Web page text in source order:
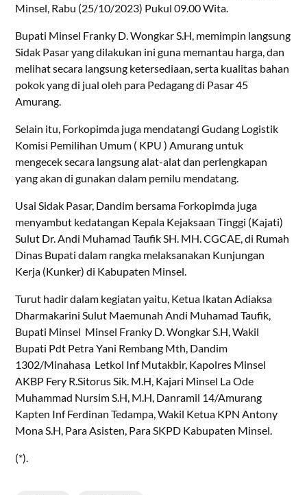
Minsel, Rabu (25/10/2023) Pukul 09.00 Wita.
Bupati Minsel Franky D. Wongkar S.H, memimpin langsung
Sidak Pasar yang dilakukan ini guna memantau harga, dan
melihat secara langsung ketersediaan, serta kualitas bahan
pokok yang di jual oleh para Pedagang di Pasar 45
Amurang.
Selain itu, Forkopimda juga mendatangi Gudang Logistik
Komisi Pemilihan Umum ( KPU ) Amurang untuk
mengecek secara langsung alat-alat dan perlengkapan
yang akan di gunakan dalam pemilu mendatang.
Usai Sidak Pasar, Dandim bersama Forkopimda juga
menyambut kedatangan Kepala Kejaksaan Tinggi (Kajati)
Sulut Dr. Andi Muhamad Taufik SH. MH. CGCAE, di Rumah
Dinas Bupati dalam rangka melaksanakan Kunjungan
Kerja (Kunker) di Kabupaten Minsel.
Turut hadir dalam kegiatan yaitu, Ketua Ikatan Adiaksa
Dharmakarini Sulut Maemunah Andi Muhamad Taufik,
Bupati Minsel Minsel Franky D. Wongkar S.H, Wakil
Bupati Pdt Petra Yani Rembang Mth, Dandim
1302/Minahasa Letkol Inf Mutakbir, Kapolres Minsel
AKBP Fery R.Sitorus Sik. M.H, Kajari Minsel La Ode
Muhammad Nursim S.H, M.H, Danramil 14/Amurang
Kapten Inf Ferdinan Tedampa, Wakil Ketua KPN Antony
Mona S.H, Para Asisten, Para SKPD Kabupaten Minsel.
(*).